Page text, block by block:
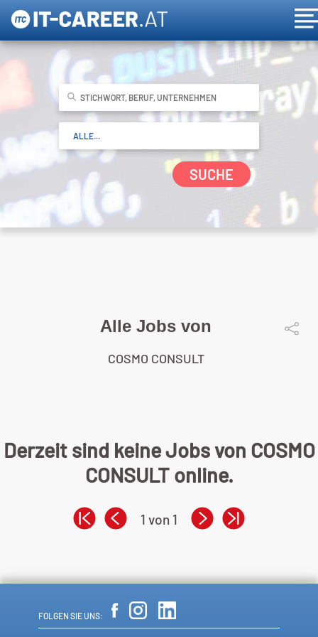
SUCHE
Alle Jobs von
COSMO CONSULT
Derzeit sind keine Jobs von COSMO
CONSULT online.
1 von 1
FOLGEN SIE UNS: